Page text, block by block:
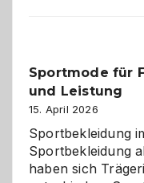
Sportmode für
und Leistung
15. April 2026
Sportbekleidung
Sportbekleidung
haben sich